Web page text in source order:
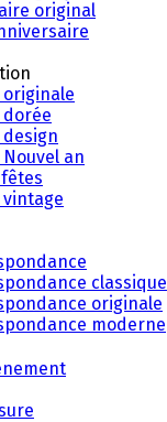
original
originale
dorée
design
an
vintage
classique
originale
moderne